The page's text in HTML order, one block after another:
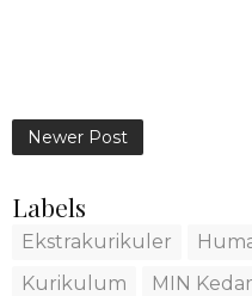
Newer Post
Labels
Ekstrakurikuler
Kurikulum
MIN